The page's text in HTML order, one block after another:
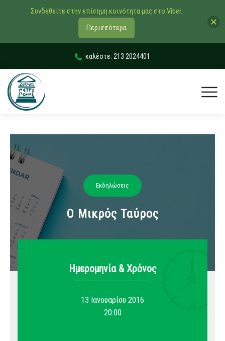
καλέστε: 213 2024401
Εκδηλώσεις
Ο Μικρός Ταύρος
Ημερομηνία & Xρόνος
13 Ιανουαρίου 2016
20:00
Συνδεθείτε στην επίσημη κοινότητα μας στο Viber.
Περισσότερα